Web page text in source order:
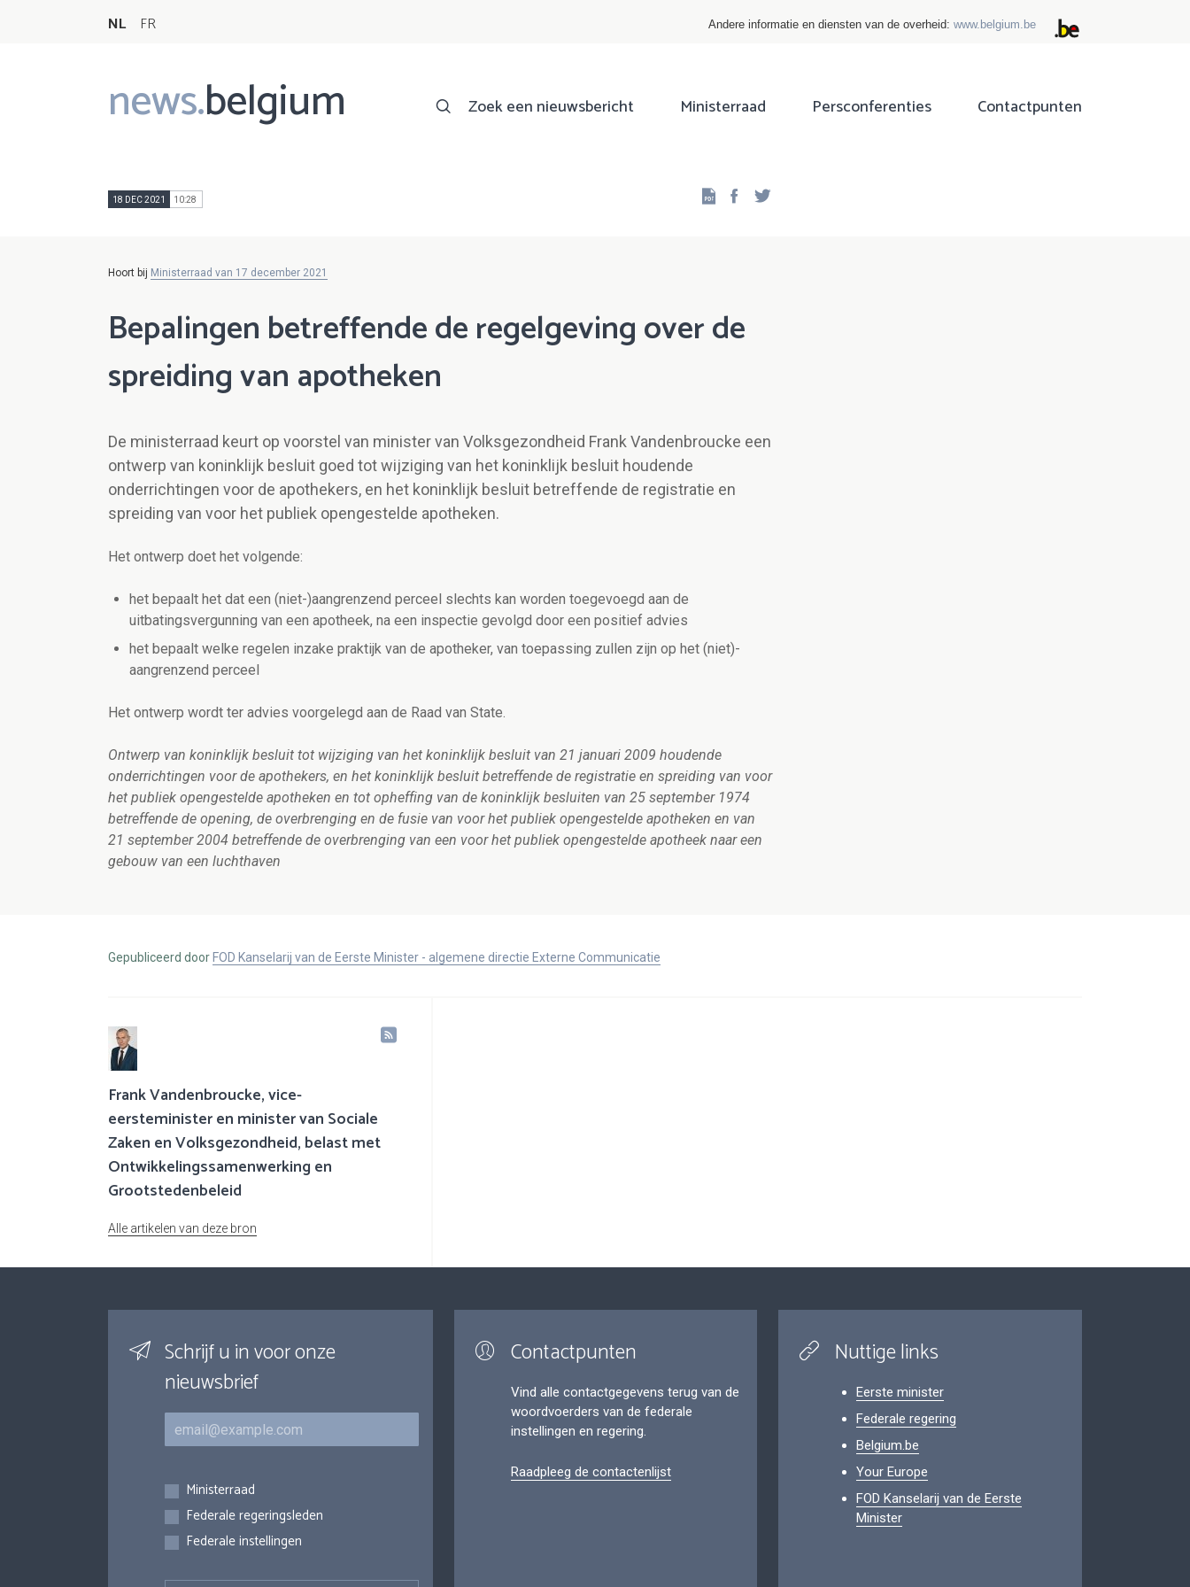
NL FR Andere informatie en diensten van de overheid: www.belgium.be
news.belgium
Main
navigation
Zoek een nieuwsbericht Ministerraad Persconferenties Contactpunten
18 DEC 2021 10:28 Facebook
Hoort bij Ministerraad van 17 december 2021
Bepalingen betreffende de regelgeving over de
spreiding van apotheken
De ministerraad keurt op voorstel van minister van Volksgezondheid Frank Vandenbroucke een
ontwerp van koninklijk besluit goed tot wijziging van het koninklijk besluit houdende
onderrichtingen voor de apothekers, en het koninklijk besluit betreffende de registratie en
spreiding van voor het publiek opengestelde apotheken.
Het ontwerp doet het volgende:
het bepaalt het dat een (niet-)aangrenzend perceel slechts kan worden toegevoegd aan de
uitbatingsvergunning van een apotheek, na een inspectie gevolgd door een positief advies
het bepaalt welke regelen inzake praktijk van de apotheker, van toepassing zullen zijn op het (niet)-
aangrenzend perceel
Het ontwerp wordt ter advies voorgelegd aan de Raad van State.
Ontwerp van koninklijk besluit tot wijziging van het koninklijk besluit van 21 januari 2009 houdende
onderrichtingen voor de apothekers, en het koninklijk besluit betreffende de registratie en spreiding van voor
het publiek opengestelde apotheken en tot opheffing van de koninklijk besluiten van 25 september 1974
betreffende de opening, de overbrenging en de fusie van voor het publiek opengestelde apotheken en van
21 september 2004 betreffende de overbrenging van een voor het publiek opengestelde apotheek naar een
gebouw van een luchthaven
Gepubliceerd door FOD Kanselarij van de Eerste Minister - algemene directie Externe Communicatie
Frank Vandenbroucke, vice-
eersteminister en minister van Sociale
Zaken en Volksgezondheid, belast met
Ontwikkelingssamenwerking en
Grootstedenbeleid
Alle artikelen van deze bron
Schrijf u in voor onze
nieuwsbrief
E-mail
Inschrijvingen
Ministerraad
Federale regeringsleden
Federale instellingen
Contactpunten
Vind alle contactgegevens terug van de
woordvoerders van de federale
instellingen en regering.
Raadpleeg de contactenlijst
Nuttige links
Eerste minister
Federale regering
Belgium.be
Your Europe
FOD Kanselarij van de Eerste
Minister